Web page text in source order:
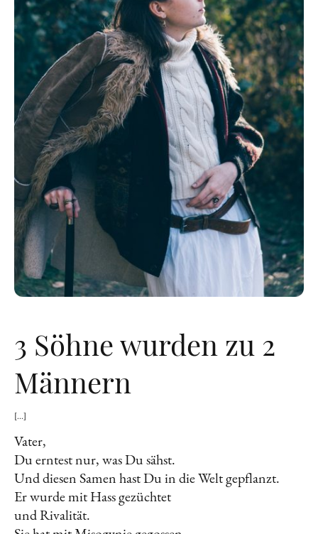
3 Söhne wurden zu 2
Männern
[...]
Vater,
Du erntest nur, was Du sähst.
Und diesen Samen hast Du in die Welt gepflanzt.
Er wurde mit Hass gezüchtet
und Rivalität.